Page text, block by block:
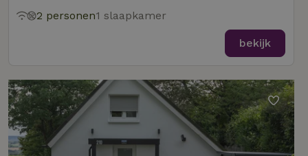
2 personen1 slaapkamer
bekijk